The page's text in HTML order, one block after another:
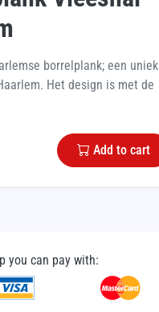
borrelplank; een uniek
Het design is met de
Add to cart
you can pay with: